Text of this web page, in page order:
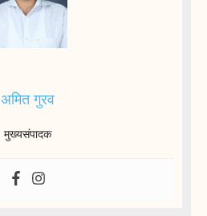
अमित गुरव
मुख्यसंपादक